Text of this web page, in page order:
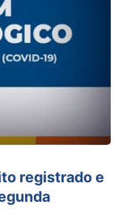
registrado e